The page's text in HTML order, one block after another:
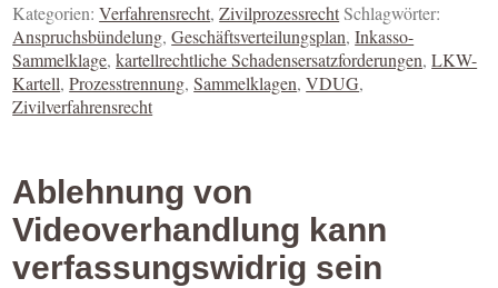
Kategorien:Verfahrensrecht,ZivilprozessrechtSchlagwörter:
Anspruchsbündelung,Geschäftsverteilungsplan,Inkasso-
Sammelklage,kartellrechtliche Schadensersatzforderungen,LKW-
Kartell,Prozesstrennung,Sammelklagen,VDUG,
Zivilverfahrensrecht
Ablehnung von
Videoverhandlung kann
verfassungswidrig sein